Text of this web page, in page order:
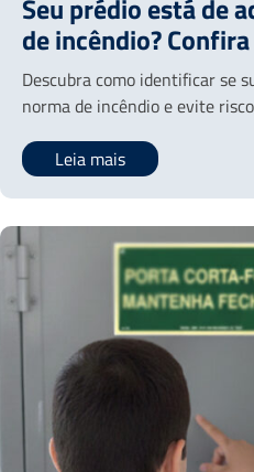
Seu prédio está de
de incêndio?
Descubra como identificar se
norma de incêndio e evite
Leia mais